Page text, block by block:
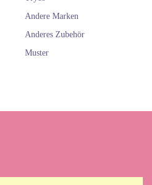
Andere Marken
Anderes Zubehör
Muster